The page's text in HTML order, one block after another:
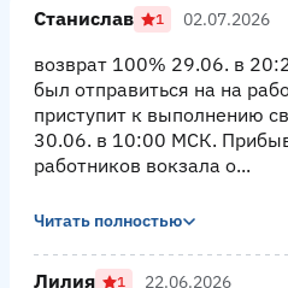
Станислав 1 02.07.2026
возврат 100% 29.06. в
был отправиться на на
приступит к выполнению
30.06. в 10:00 МСК.
работников вокзала о...
Читать полностью
Лилия 1 22.06.2026